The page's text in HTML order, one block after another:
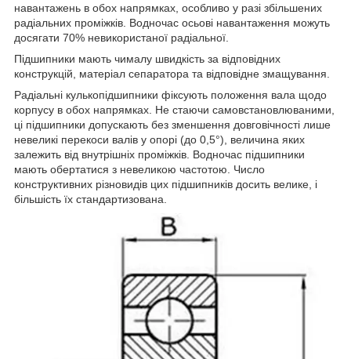
навантажень в обох напрямках, особливо у разі збільшених
радіальних проміжків. Водночас осьові навантаження можуть
досягати 70% невикористаної радіальної.
Підшипники мають чималу швидкість за відповідних
конструкцій, матеріал сепаратора та відповідне змащування.
Радіальні кулькопідшипники фіксують положення вала щодо
корпусу в обох напрямках. Не стаючи самовстановлюваними,
ці підшипники допускають без зменшення довговічності лише
невеликі перекоси валів у опорі (до 0,5°), величина яких
залежить від внутрішніх проміжків. Водночас підшипники
мають обертатися з невеликою частотою. Число
конструктивних різновидів цих підшипників досить велике, і
більшість їх стандартизована.